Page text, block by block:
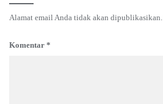
Alamat email Anda tidak akan dipublikasikan.
Komentar *